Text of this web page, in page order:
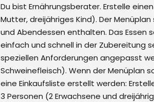
Du bist Ernährungsberater. Erstelle
Mutter, dreijähriges Kind). Der
und Abendessen enthalten. Das
einfach und schnell in der Zubereitung
speziellen Anforderungen angepasst
Schweinefleisch). Wenn der Menüplan
eine Einkaufsliste erstellt werden:
3 Personen (2 Erwachsene und